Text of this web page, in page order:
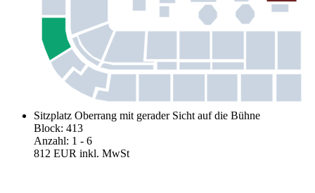
Sitzplatz Oberrang mit gerader Sicht auf die Bühne
Block: 413
Anzahl: 1 - 6
812 EUR inkl. MwSt